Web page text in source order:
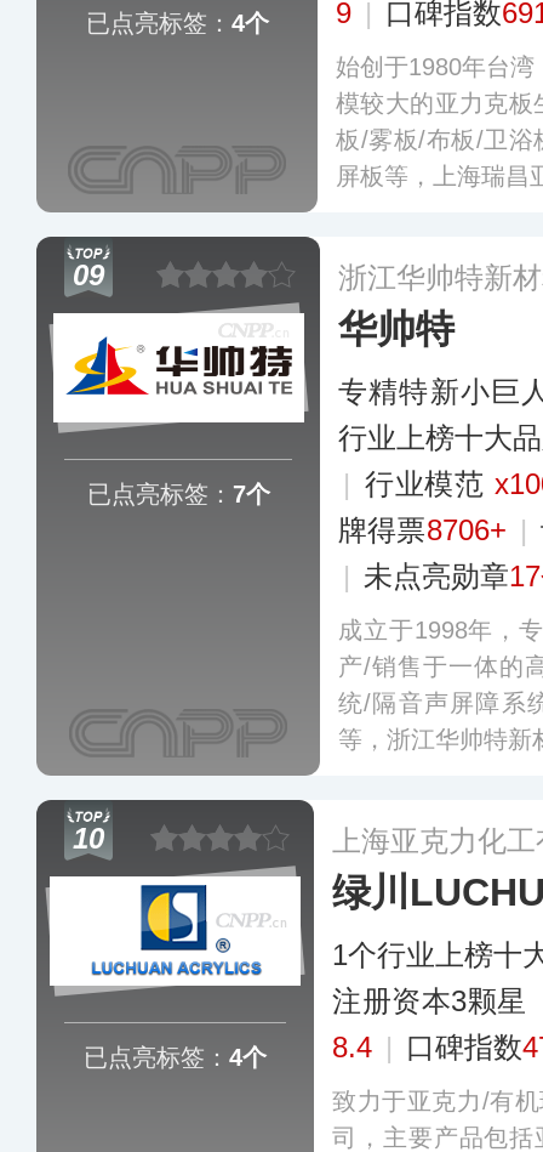
已点亮标签： 4个 9 | 口碑指数
始创于1980年台
模较大的亚力克板
板/雾板/布板/卫浴
屏板等，上海瑞
09
已点亮标签： 7个
浙江华帅特新
华帅特
专精特新小巨
行业上榜十大
| 行业模范
牌得票8706+ |
| 未点亮勋章
成立于1998年，
产/销售于一体的
统/隔音声屏障系
等，浙江华帅特
10
已点亮标签： 4个
上海亚克力化
绿川
1个行业上榜十
注册资本3颗星
8.4 | 口碑指数
致力于亚克力/有
司，主要产品包